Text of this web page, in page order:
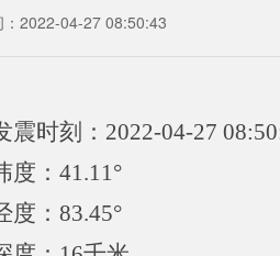
：2022-04-27 08:50:43
震时刻：2022-04-27
度：41.11°
度：83.45°